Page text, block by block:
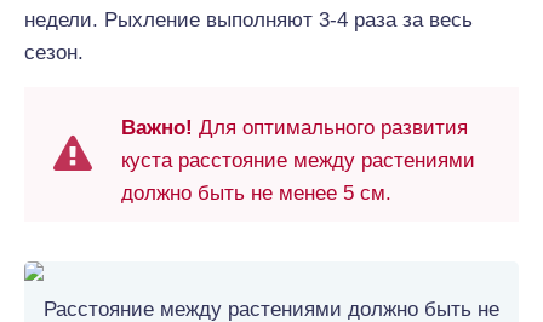
недели. Рыхление выполняют 3-4 раза за весь
сезон.
Важно! Для оптимального развития
куста расстояние между растениями
должно быть не менее 5 см.
Расстояние между растениями должно быть не